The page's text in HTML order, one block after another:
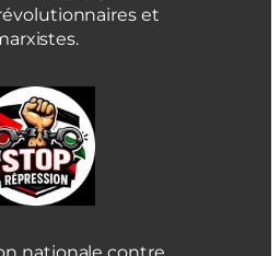
et